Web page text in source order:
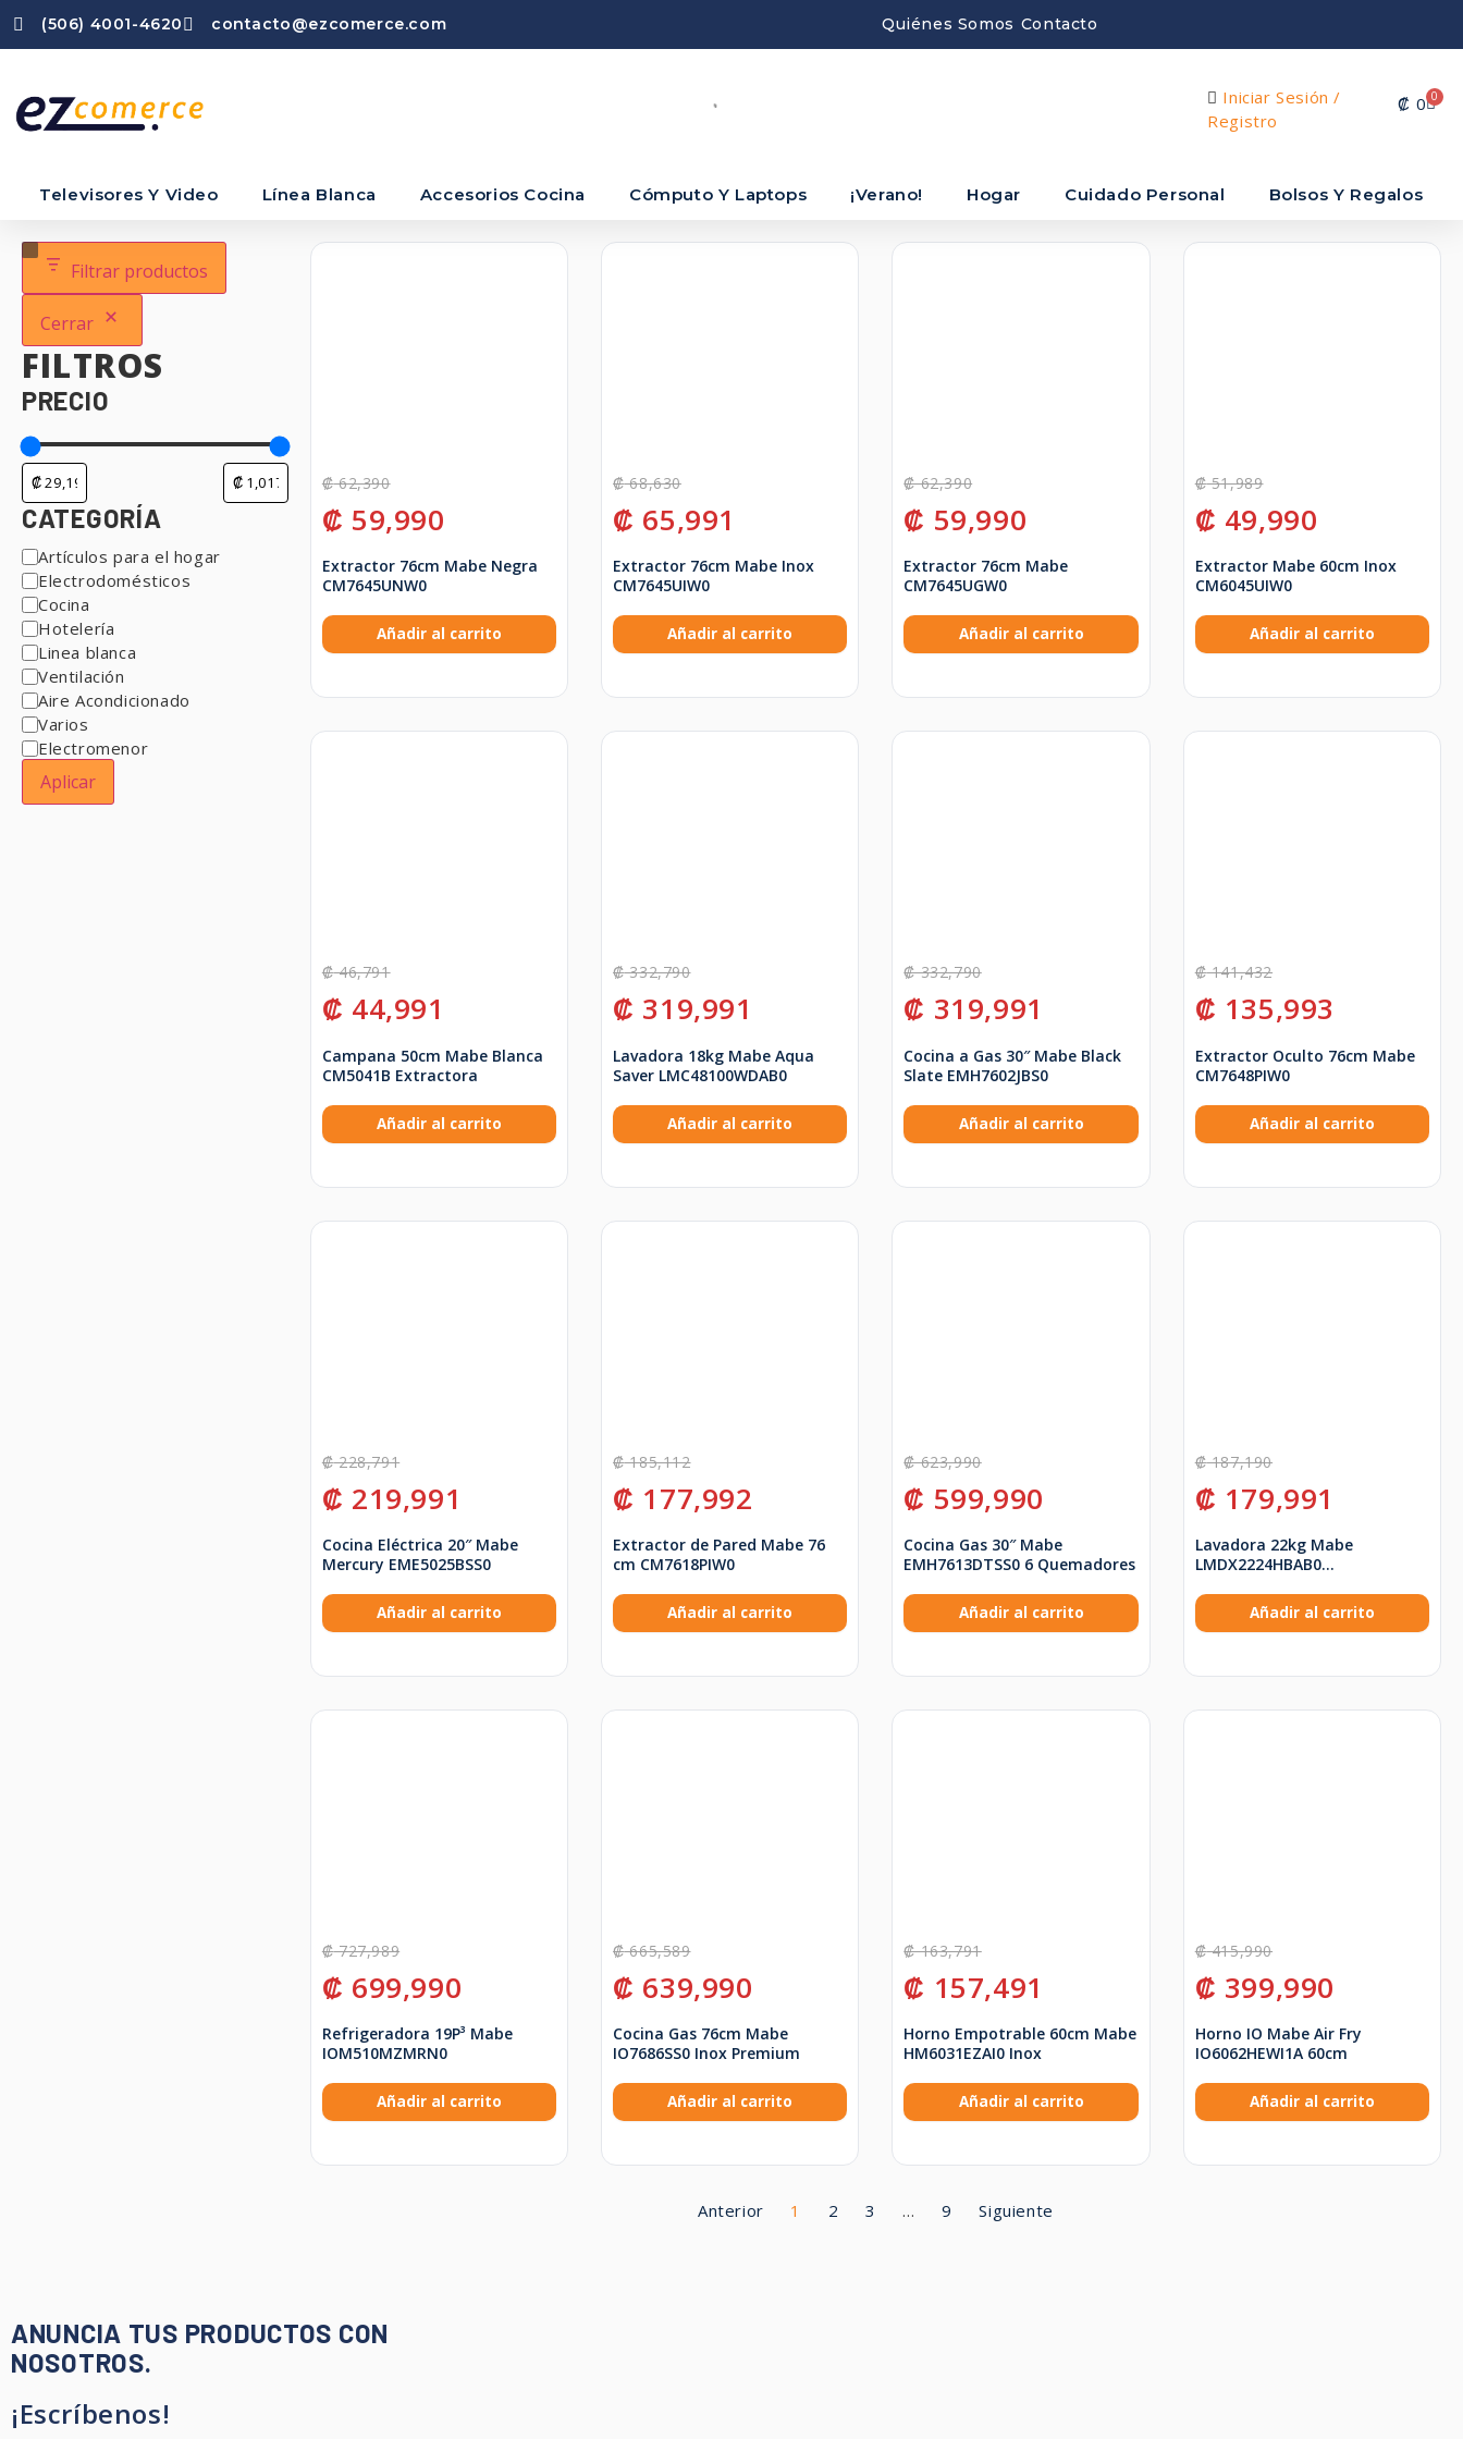
(506) 4001-4620 contacto@ezcomerce.com Quiénes Somos Contacto
Iniciar Sesión /
Registro
₡ 0 0
Televisores Y Video Línea Blanca Accesorios Cocina Cómputo Y Laptops ¡Verano! Hogar Cuidado Personal Bolsos Y Regalos
Filtrar productos
Cerrar
FILTROS
PRECIO
CATEGORÍA
Artículos para el hogar
Electrodomésticos
Cocina
Hotelería
Linea blanca
Ventilación
Aire Acondicionado
Varios
Electromenor
Aplicar
₡62,390
₡ 59,990
Extractor 76cm Mabe Negra
CM7645UNW0
Añadir al carrito
₡68,630
₡ 65,991
Extractor 76cm Mabe Inox
CM7645UIW0
Añadir al carrito
₡62,390
₡ 59,990
Extractor 76cm Mabe
CM7645UGW0
Añadir al carrito
₡51,989
₡ 49,990
Extractor Mabe 60cm Inox
CM6045UIW0
Añadir al carrito
₡46,791
₡ 44,991
Campana 50cm Mabe Blanca
CM5041B Extractora
Añadir al carrito
₡332,790
₡ 319,991
Lavadora 18kg Mabe Aqua
Saver LMC48100WDAB0
Añadir al carrito
₡332,790
₡ 319,991
Cocina a Gas 30″ Mabe Black
Slate EMH7602JBS0
Añadir al carrito
₡141,432
₡ 135,993
Extractor Oculto 76cm Mabe
CM7648PIW0
Añadir al carrito
₡228,791
₡ 219,991
Cocina Eléctrica 20″ Mabe
Mercury EME5025BSS0
Añadir al carrito
₡185,112
₡ 177,992
Extractor de Pared Mabe 76
cm CM7618PIW0
Añadir al carrito
₡623,990
₡ 599,990
Cocina Gas 30″ Mabe
EMH7613DTSS0 6 Quemadores
Añadir al carrito
₡187,190
₡ 179,991
Lavadora 22kg Mabe
LMDX2224HBAB0
Añadir al carrito
₡727,989
₡ 699,990
Refrigeradora 19P³ Mabe
IOM510MZMRN0
Añadir al carrito
₡665,589
₡ 639,990
Cocina Gas 76cm Mabe
IO7686SS0 Inox Premium
Añadir al carrito
₡163,791
₡ 157,491
Horno Empotrable 60cm Mabe
HM6031EZAI0 Inox
Añadir al carrito
₡415,990
₡ 399,990
Horno IO Mabe Air Fry
IO6062HEWI1A 60cm
Añadir al carrito
Anterior 1 2 3 … 9 Siguiente
ANUNCIA TUS PRODUCTOS CON
NOSOTROS.
¡Escríbenos!